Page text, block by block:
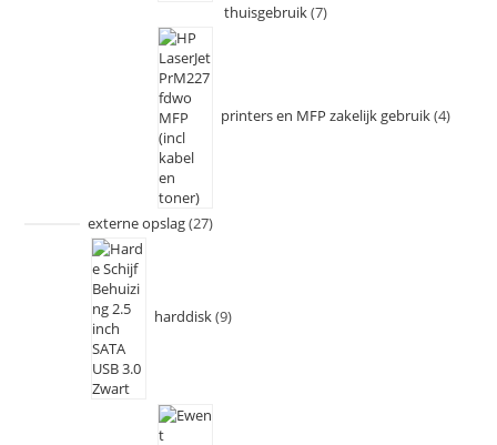
thuisgebruik 7
printers en MFP zakelijk gebruik 4
externe opslag 27
harddisk 9